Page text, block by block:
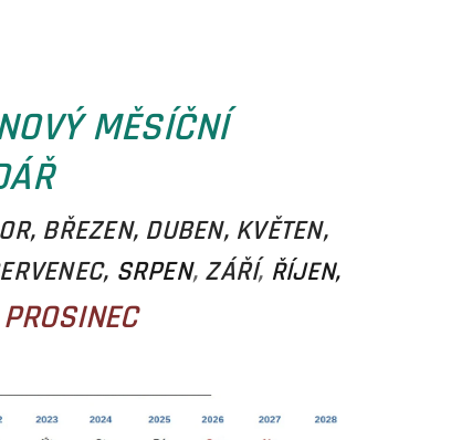
MĚSÍČNÍ
BŘEZEN, DUBEN, KVĚTEN,
SRPEN, ZÁŘÍ, ŘÍJEN,
PROSINEC